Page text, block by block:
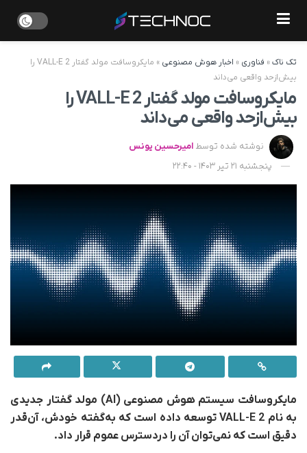
تک ناک» فناوری » اخبار هوش مصنوعی »
مایکروسافت مولد گفتار VALL-E 2 را
بیش‌ازحد واقعی می‌داند
مایکروسافت مولد گفتار VALL-E 2 را
بیش‌ازحد واقعی می‌داند
نوشته شده توسط امیرحسین یونس
پنجشنبه 21 تیر 1403 - 22:40
مایکروسافت سیستم هوش مصنوعی (AI) مولد گفتار جدیدی
به نام VALL-E 2 توسعه داده است که به‌گفته خودش، آن‌قدر
دقیق است که نمی‌توان آن را دردسترس عموم قرار داد.